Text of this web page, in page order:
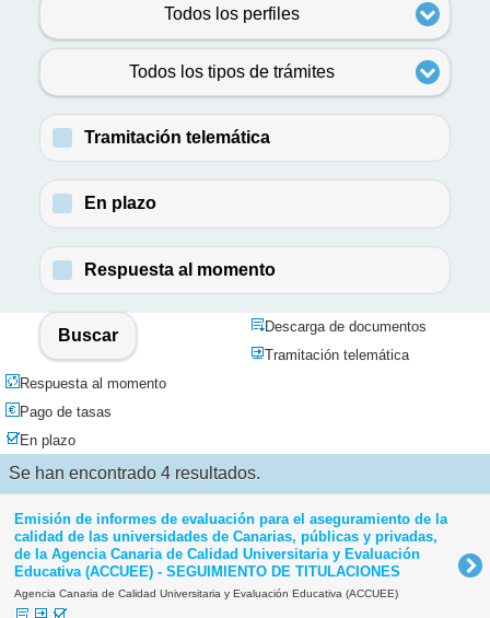
Todos los perfiles
Todos los tipos de trámites
Tramitación telemática
En plazo
Respuesta al momento
Buscar
Descarga de documentos
Tramitación telemática
Respuesta al momento
Pago de tasas
En plazo
Se han encontrado 4 resultados.
Emisión de informes de evaluación para el aseguramiento de la
calidad de las universidades de Canarias, públicas y privadas,
de la Agencia Canaria de Calidad Universitaria y Evaluación
Educativa (ACCUEE) - SEGUIMIENTO DE TITULACIONES
Agencia Canaria de Calidad Universitaria y Evaluación Educativa (ACCUEE)